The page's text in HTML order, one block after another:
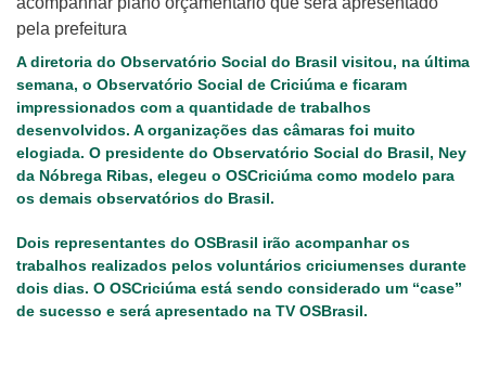
A diretoria do Observatório Social do Brasil visitou, na última
semana, o Observatório Social de Criciúma e ficaram
impressionados com a quantidade de trabalhos
desenvolvidos. A organizações das câmaras foi muito
elogiada. O presidente do Observatório Social do Brasil, Ney
da Nóbrega Ribas, elegeu o OSCriciúma como modelo para
os demais observatórios do Brasil.
Dois representantes do OSBrasil irão acompanhar os
trabalhos realizados pelos voluntários criciumenses durante
dois dias. O OSCriciúma está sendo considerado um “case”
de sucesso e será apresentado na TV OSBrasil.